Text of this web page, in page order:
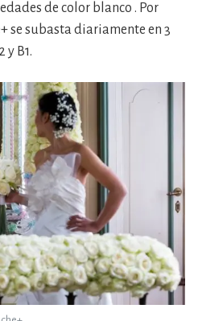
de color blanco . Por
se subasta diariamente en 3
y B1.